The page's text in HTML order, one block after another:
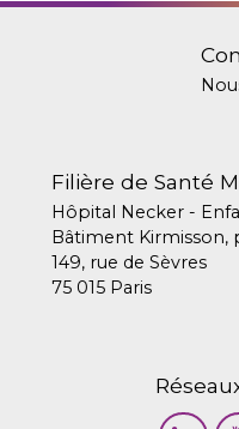
Filière de Santé
Hôpital Necker -
Bâtiment Kirmisson,
149, rue de Sèvres
75 015 Paris